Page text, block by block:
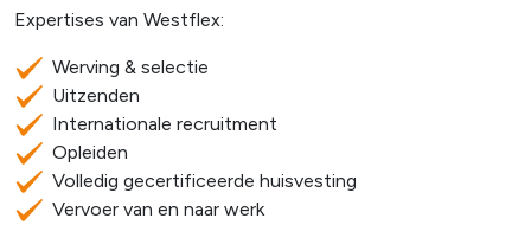
Expertises van Westflex:
Werving & selectie
Uitzenden
Internationale recruitment
Opleiden
Volledig gecertificeerde huisvesting
Vervoer van en naar werk